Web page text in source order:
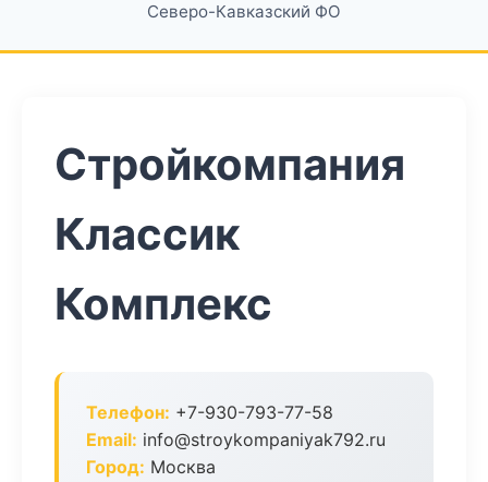
Северо-Кавказский ФО
Стройкомпания
Классик
Комплекс
Телефон: +7-930-793-77-58
Email: info@stroykompaniyak792.ru
Город: Москва